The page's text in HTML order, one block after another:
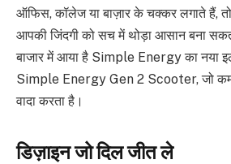
ऑफिस, कॉलेज या बाज़ार के चक्कर लगाते हैं,
आपकी जिंदगी को सच में थोड़ा आसान बना
बाजार में आया है Simple Energy का नया
Simple Energy Gen 2 Scooter, जो कम
वादा करता है।
डिज़ाइन जो दिल जीत ले